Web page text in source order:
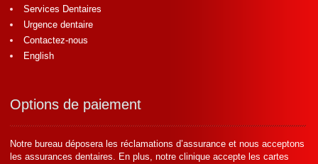
Services Dentaires
Urgence dentaire
Contactez-nous
English
Options de paiement
Notre bureau déposera les réclamations d’assurance et nous acceptons
les assurances dentaires. En plus, notre clinique accepte les cartes